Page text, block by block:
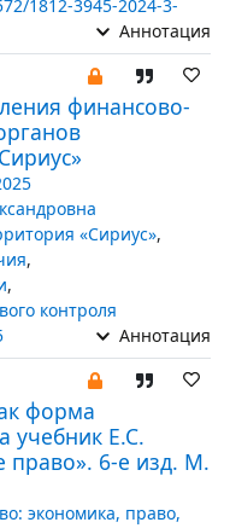
1812-3945-2024-3-
Аннотация
финансово-
«Сириус»,
,
,
контроля
Аннотация
форма
учебник Е.С.
6-е изд. М.
экономика, право,